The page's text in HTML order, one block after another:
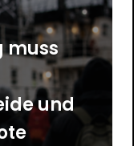
muss
und